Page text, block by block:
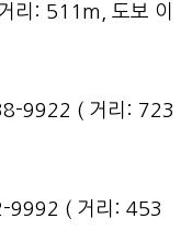
리: 511m, 도보 이
9922 ( 거리: 723
9992 ( 거리: 453